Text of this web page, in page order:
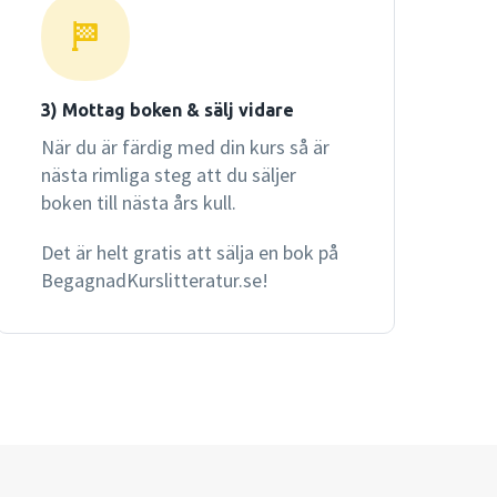
3) Mottag boken & sälj vidare
När du är färdig med din kurs så är
nästa rimliga steg att du säljer
boken till nästa års kull.
Det är helt gratis att sälja en bok på
BegagnadKurslitteratur.se!